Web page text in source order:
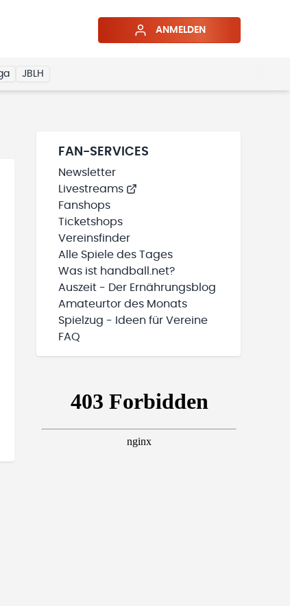
ANMELDEN
JBLH
WIRD GELADEN
TEAMS“ HINZUFÜGEN
FAN-SERVICES
Newsletter
Livestreams
Fanshops
Ticketshops
Vereinsfinder
Alle Spiele des Tages
Was ist handball.net?
Auszeit - Der Ernährungsblog
Amateurtor des Monats
Spielzug - Ideen für Vereine
FAQ